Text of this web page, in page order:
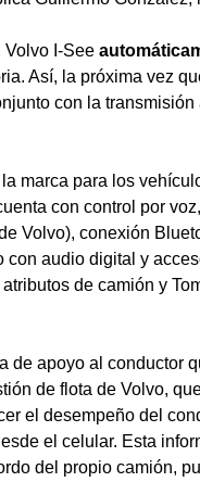
Volvo I-See
Así, la próxima vez
con la
marca para los
con control por
Volvo), conexión
audio digital y
de camión y
de apoyo al conductor
de flota de Volvo,
el desempeño del
el celular. Esta
del propio camión,